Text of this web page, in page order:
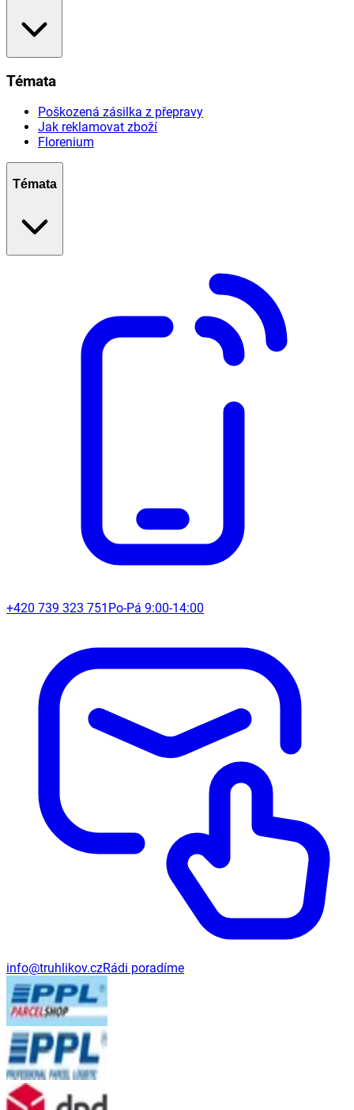
Témata
Poškozená zásilka z přepravy
Jak reklamovat zboží
Florenium
Témata
+420 739 323 751 Po-Pá 9:00-14:00
info@truhlikov.czRádi poradíme